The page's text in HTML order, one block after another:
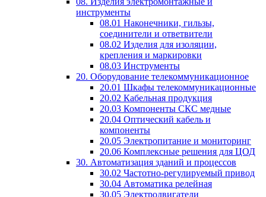
инструменты
08.01 Наконечники, гильзы,
соединители и ответвители
08.02 Изделия для изоляции,
крепления и маркировки
08.03 Инструменты
20. Оборудование телекоммуникационное
20.01 Шкафы телекоммуникационные
20.02 Кабельная продукция
20.03 Компоненты СКС медные
20.04 Оптический кабель и
компоненты
20.05 Электропитание и мониторинг
20.06 Комплексные решения для ЦОД
30. Автоматизация зданий и процессов
30.02 Частотно-регулируемый привод
30.04 Автоматика релейная
30.05 Электродвигатели